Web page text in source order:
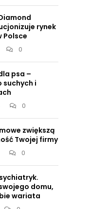
rynek
Polsce
0
psa –
suchych i
0
zwiększą
Twojej firmy
0
domu,
wariata